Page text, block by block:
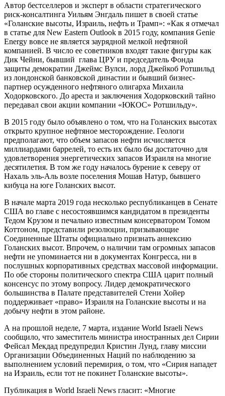
Автор бестселлеров и эксперт в области стратегического
риск-консалтинга Уильям Энгдаль пишет в своей статье
«Голанские высоты, Израиль, нефть и Трамп»: «Как я отмечал
в статье для New Eastern Outlook в 2015 году, компания Genie
Energy вовсе не является заурядной мелкой нефтяной
компанией. В число ее советников входят такие фигуры как
Дик Чейни, бывший глава ЦРУ и председатель Фонда
защиты демократии Джеймс Вулси, лорд Джейкоб Ротшильд
из лондонской банковской династии и бывший бизнес-
партнер осужденного нефтяного олигарха Михаила
Ходорковского. До ареста и заключения Ходорковский тайно
передавал свои акции компании «ЮКОС» Ротшильду».
В 2015 году было объявлено о том, что на Голанских высотах
открыто крупное нефтяное месторождение. Геологи
предполагают, что объем запасов нефти исчисляется
миллиардами баррелей, то есть их было бы достаточно для
удовлетворения энергетических запасов Израиля на многие
десятилетия. В том же году началось бурение к северу от
Нахаль эль-Аль возле поселения Мошав Натур, бывшего
кибуца на юге Голанских высот.
В начале марта 2019 года несколько республиканцев в Сенате
США во главе с несостоявшимся кандидатом в президенты
Тедом Крузом и печально известным консерватором Томом
Коттоном, представили резолюции, призывающие
Соединенные Штаты официально признать аннексию
Голанских высот. Впрочем, о наличии там огромных запасов
нефти не упоминается ни в документах Конгресса, ни в
послушных корпоративных средствах массовой информации.
По обе стороны политического спектра США царит полный
консенсус по этому вопросу. Лидер демократического
большинства в Палате представителей Стени Хойер
поддерживает «право» Израиля на Голанские высоты и на
добычу нефти в этом районе.
А на прошлой неделе, 7 марта, издание World Israeli News
сообщило, что заместитель министра иностранных дел Сирии
Фейсал Мекдад предупредил Кристин Лунд, главу миссии
Организации Объединенных Наций по наблюдению за
выполнением условий перемирия, о том, что «Сирия нападет
на Израиль, если тот не покинет Голанские высоты».
Публикация в World Israeli News гласит: «Многие